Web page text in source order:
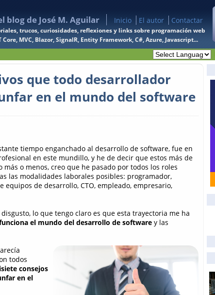
blog de José M. Aguilar Inicio El autor Contactar
trucos, curiosidades, reflexiones y links sobre programación web
Core, MVC, Blazor, SignalR, Entity Framework, C#, Azure, Javascript...
que todo desarrollador
en el mundo del software
tiempo enganchado al desarrollo de software, fue en
en este mundillo, y he de decir que estos más de
o menos, creo que he pasado por todos los roles
las modalidades laborales posibles: programador,
de desarrollo, CTO, empleado, empresario,
lo que tengo claro es que esta trayectoria me ha
el mundo del desarrollo de softwarey las
todos
consejos
en el